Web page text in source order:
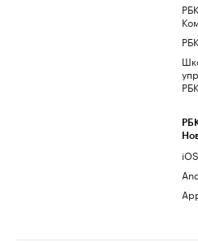
РБК
РБК
iOS